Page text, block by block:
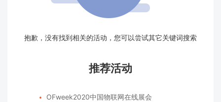
抱歉，没有找到相关的活动，您可以尝试其它关键词搜索
推荐活动
 OFweek2020中国物联网在线展会